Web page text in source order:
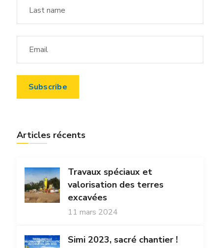
Articles récents
Travaux spéciaux et
valorisation des terres
excavées
11 mars 2024
Simi 2023, sacré chantier !